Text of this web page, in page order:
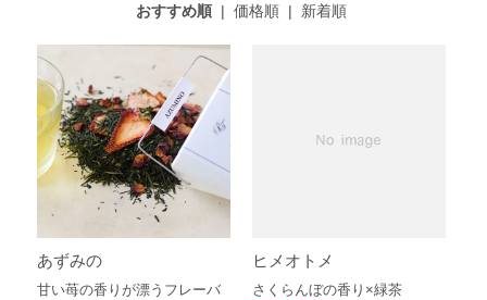
おすすめ順| 価格順| 新着順
あずみの
甘い苺の香りが漂うフレーバ
ヒメオトメ
さくらんぼの香り×緑茶